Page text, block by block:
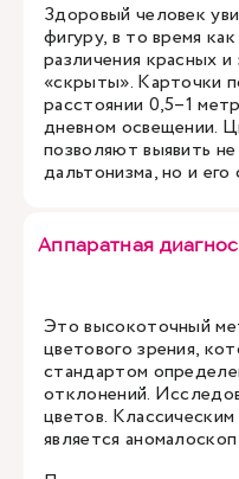
Здоровый человек
фигуру, в то время
различения красных
«скрыты». Карточки
расстоянии 0,5–1
дневном освещении.
позволяют выявить
дальтонизма, но и его
Аппаратная
Это высокоточный
цветового зрения,
стандартом
отклонений.
цветов.
является